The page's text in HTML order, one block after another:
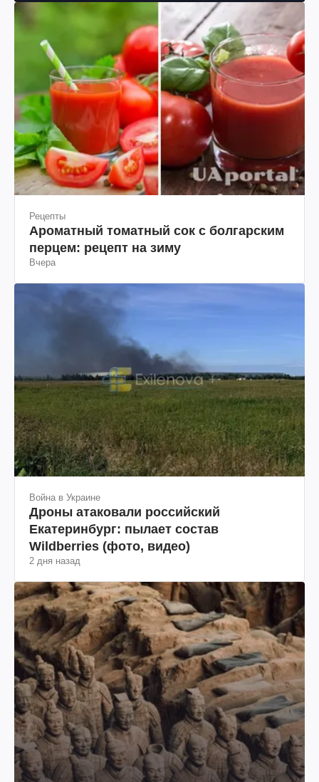
Рецепты
Ароматный томатный сок с болгарским
перцем: рецепт на зиму
Вчера
Война в Украине
Дроны атаковали российский
Екатеринбург: пылает состав
Wildberries (фото, видео)
2 дня назад